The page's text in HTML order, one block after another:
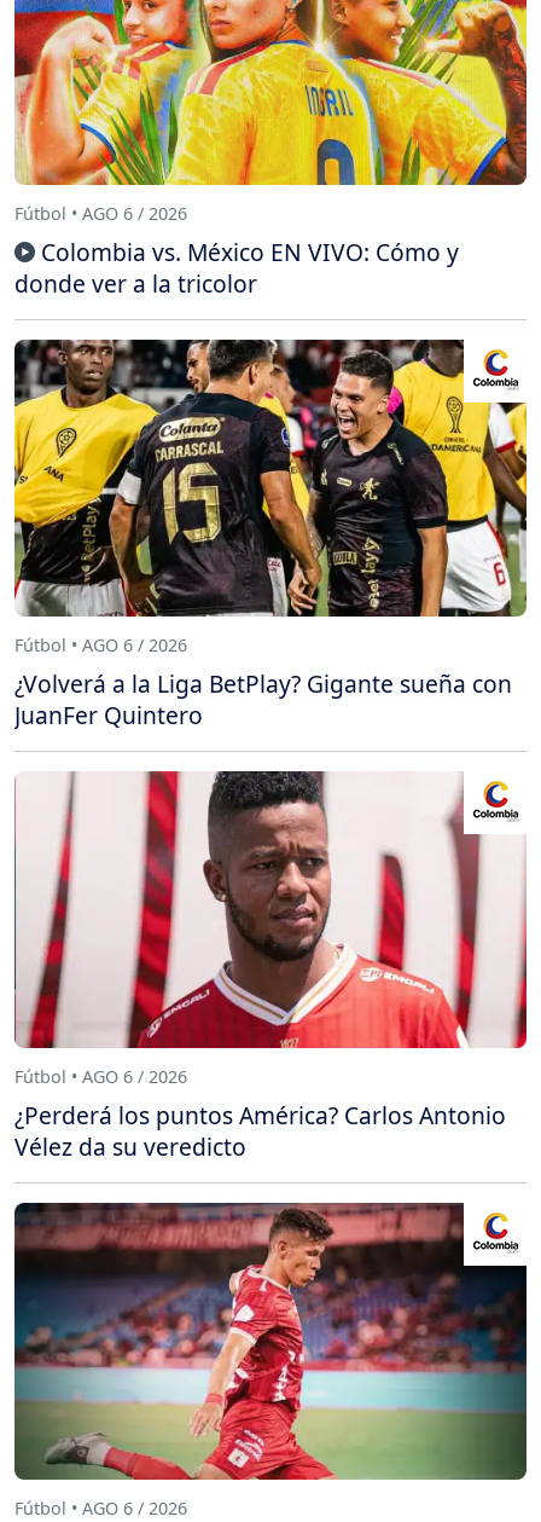
Fútbol • AGO 6 / 2026
Colombia vs. México EN VIVO: Cómo y
donde ver a la tricolor
Fútbol • AGO 6 / 2026
¿Volverá a la Liga BetPlay? Gigante sueña con
JuanFer Quintero
Fútbol • AGO 6 / 2026
¿Perderá los puntos América? Carlos Antonio
Vélez da su veredicto
Fútbol • AGO 6 / 2026